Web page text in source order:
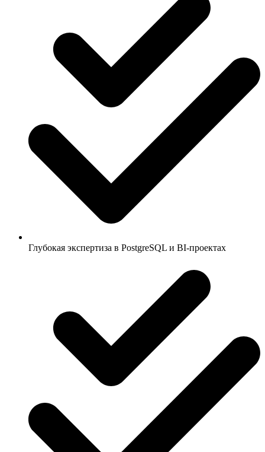
Глубокая экспертиза в PostgreSQL и BI-проектах